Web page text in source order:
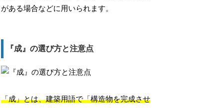
がある場合などに用いられます。
『成』の選び方と注意点
「成」とは、建築用語で「構造物を完成させ